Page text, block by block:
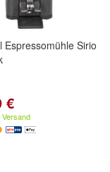
Espressomühle Sirio
€